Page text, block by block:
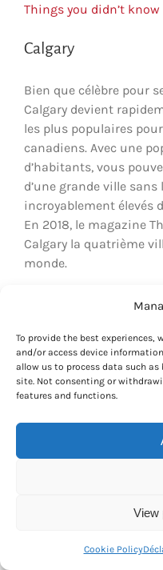
To provide the best experiences,
and/or access device
allow us to process data such
site. Not consenting or
features and functions.
View
Cookie Policy
Things you didn’t
Calgary
Bien que célèbre pour
Calgary devient
les plus populaires
canadiens. Avec une
d’habitants, vous
d’une grande ville
incroyablement élevés
En 2018, le magazine
Calgary la quatrième
monde.
Indicateur du coût de
moyen. (selon
Appartement
ville 1 250 $
Appartement
Vous pouvez